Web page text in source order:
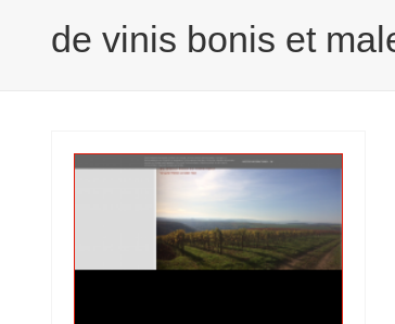
de vinis bonis et